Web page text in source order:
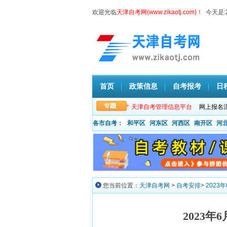
欢迎光临天津自考网(www.zikaotj.com) ！ 今天是:
首页 政策信息 自考报考 日
天津自考管理信息平台 网上报名
各市自考： 和平区 河东区 河西区 南开区 河
您当前位置： 天津自考网 > 自考安排> 2023年
2023年